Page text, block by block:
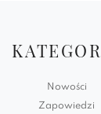
Nowości
Zapowiedzi